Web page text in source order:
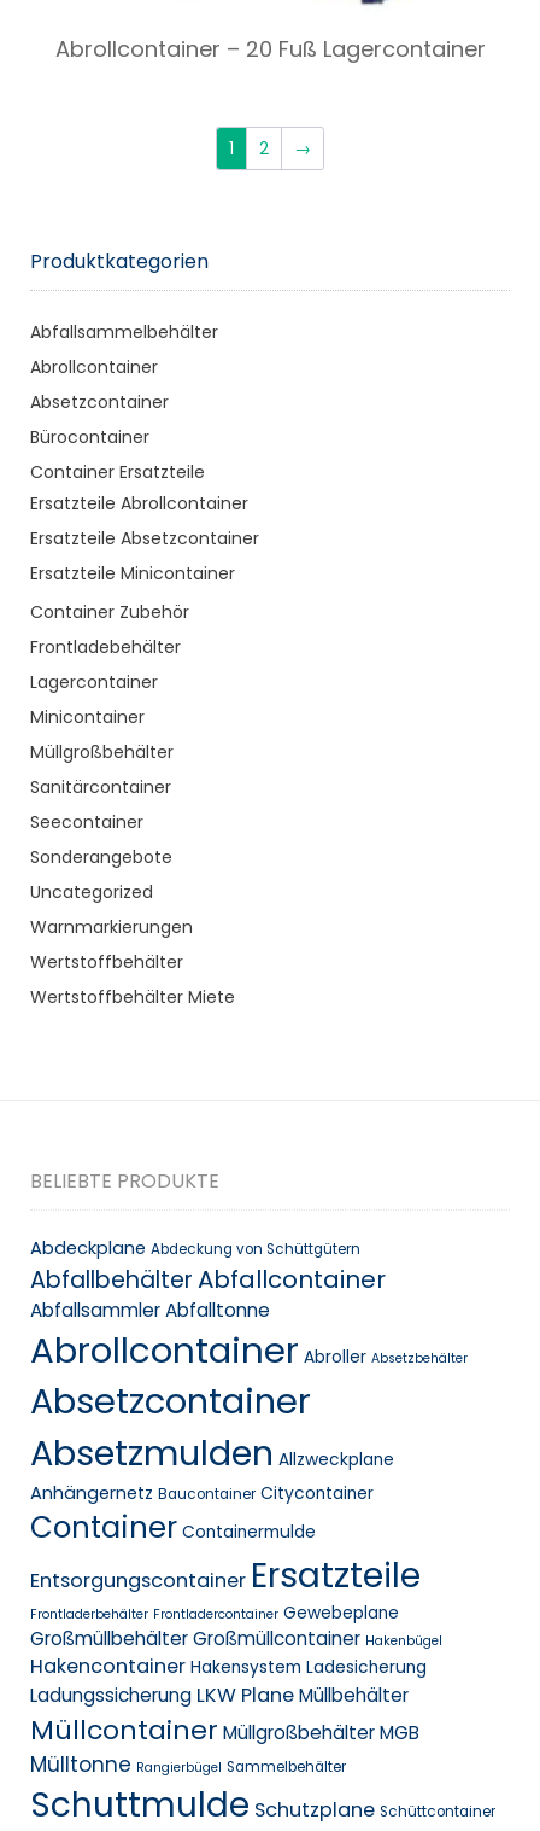
Abrollcontainer – 20 Fuß Lagercontainer
1 2 →
Produktkategorien
Abfallsammelbehälter
Abrollcontainer
Absetzcontainer
Bürocontainer
Container Ersatzteile
Ersatzteile Abrollcontainer
Ersatzteile Absetzcontainer
Ersatzteile Minicontainer
Container Zubehör
Frontladebehälter
Lagercontainer
Minicontainer
Müllgroßbehälter
Sanitärcontainer
Seecontainer
Sonderangebote
Uncategorized
Warnmarkierungen
Wertstoffbehälter
Wertstoffbehälter Miete
BELIEBTE PRODUKTE
Abdeckplane Abdeckung von Schüttgütern
AbfallbehälterAbfallcontainer
AbfallsammlerAbfalltonne
Abrollcontainer Abroller Absetzbehälter
Absetzcontainer
Absetzmulden Allzweckplane
Anhängernetz Baucontainer Citycontainer
Container Containermulde
Entsorgungscontainer Ersatzteile
Frontladerbehälter Frontladercontainer Gewebeplane
GroßmüllbehälterGroßmüllcontainer Hakenbügel
Hakencontainer Hakensystem Ladesicherung
Ladungssicherung LKW PlaneMüllbehälter
Müllcontainer Müllgroßbehälter MGB
Mülltonne Rangierbügel Sammelbehälter
Schuttmulde Schutzplane Schüttcontainer